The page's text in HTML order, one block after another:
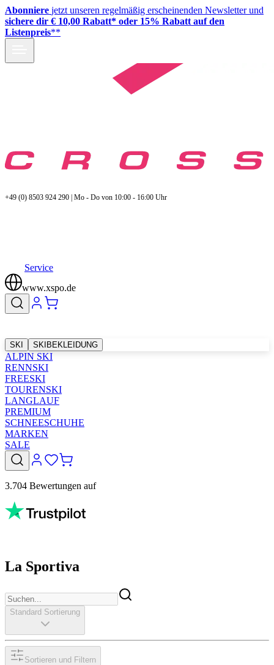
Abonniere jetzt unseren regelmäßig erscheinenden Newsletter und
sichere dir € 10,00 Rabatt* oder 15% Rabatt auf den
Listenpreis**
+49 (0) 8503 924 290 | Mo - Do von 10:00 - 16:00 Uhr
Service
www.xspo.de
SKI SKIBEKLEIDUNG
ALPIN SKI
RENNSKI
FREESKI
TOURENSKI
LANGLAUF
PREMIUM
SCHNEESCHUHE
MARKEN
SALE
3.704 Bewertungen auf
La Sportiva
Standard Sortierung
Sortieren und Filtern